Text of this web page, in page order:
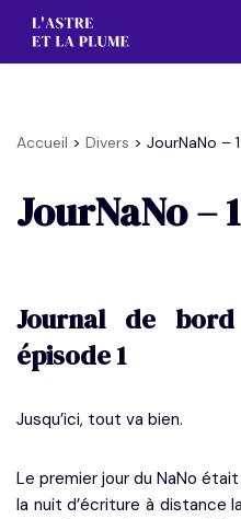
Aller
Accueil > Divers > JourNaNo – 1
JourNaNo – 1
Journal de
épisode 1
Jusqu’ici, tout va bien.
Le premier jour du NaNo
la nuit d’écriture à distance